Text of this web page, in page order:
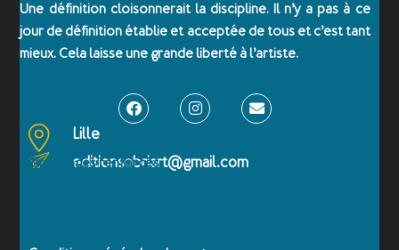
Une définition cloisonnerait la discipline. Il n’y a pas à ce
jour de définition établie et acceptée de tous et c’est tant
mieux. Cela laisse une grande liberté à l’artiste.
Lille
editionsobriart@gmail.com
Emballages renforcés